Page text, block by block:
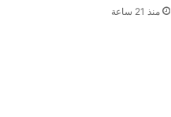
منذ 21 ساعة